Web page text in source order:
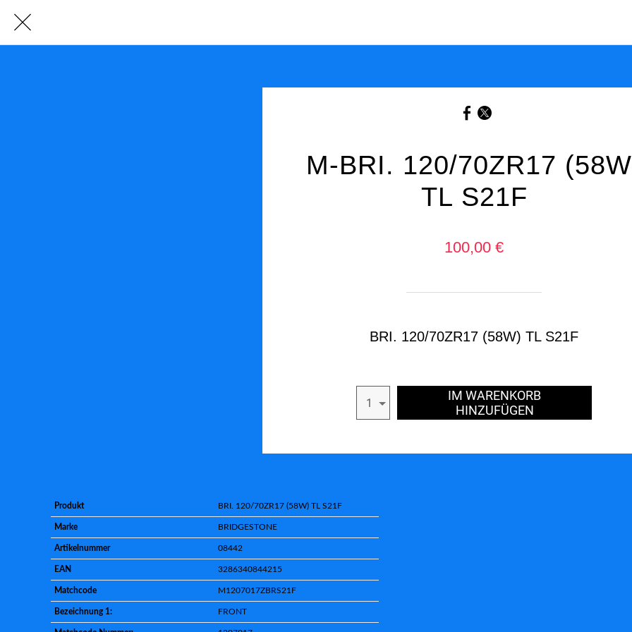
M-BRI. 120/70ZR17
TL S21F
100,00 €
BRI. 120/70ZR17 (58W) TL S21F
1
IM WARENKORB
HINZUFÜGEN
Produkt BRI. 120/70ZR17 (58W) TL S21F
Marke BRIDGESTONE
Artikelnummer 08442
EAN 3286340844215
Matchcode M1207017ZBRS21F
Bezeichnung 1: FRONT